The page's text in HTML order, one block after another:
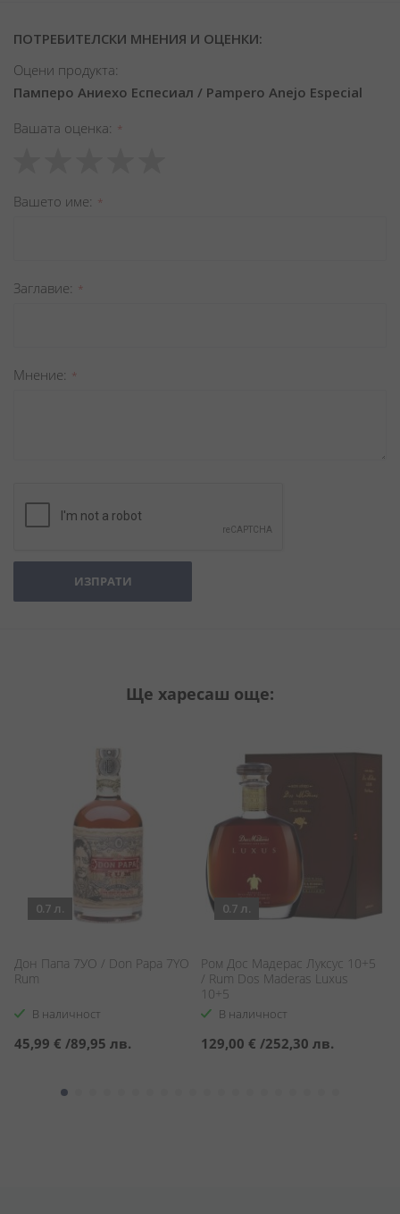
ПОТРЕБИТЕЛСКИ МНЕНИЯ И ОЦЕНКИ:
Оцени продукта:
Памперо Аниехо Еспесиал / Pampero Anejo Especial
Вашата оценка
star
stars
stars
stars
stars
Вашето име
Заглавиe
Мнение
ИЗПРАТИ
Ще харесаш още:
0.7 л.
Дон Папа 7УО / Don Papa 7YO
Rum
В наличност
45,99 € /89,95 лв.
0.7 л.
Ром Дос Мадерас Луксус 10+5
/ Rum Dos Maderas Luxus
10+5
В наличност
129,00 € /252,30 лв.